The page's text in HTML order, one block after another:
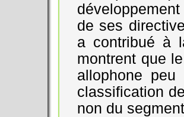
de ses
a contribué à
montrent que
allophone
classification
non du